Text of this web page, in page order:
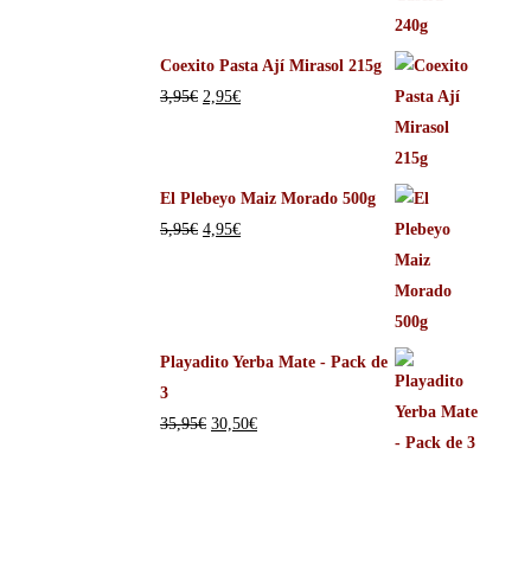
Coexito Pasta Ají Mirasol 215g
3,95€ 2,95€
El Plebeyo Maiz Morado 500g
5,95€ 4,95€
Playadito Yerba Mate - Pack de
3
35,95€ 30,50€